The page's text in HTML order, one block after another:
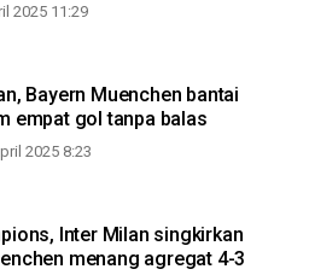
2025 11:29
Bayern Muenchen bantai
empat gol tanpa balas
2025 8:23
Inter Milan singkirkan
menang agregat 4-3